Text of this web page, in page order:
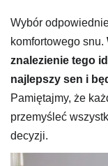
Wybór
komfortowego snu.
znalezienie tego
najlepszy sen i
Pamiętajmy, że
przemyśleć
decyzji.